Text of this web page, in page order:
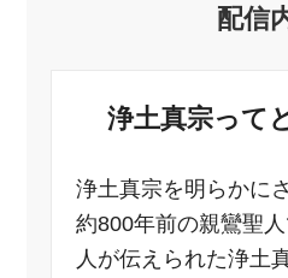
配信
浄土真宗って
浄土真宗を明らかに
約800年前の親鸞聖
人が伝えられた浄土